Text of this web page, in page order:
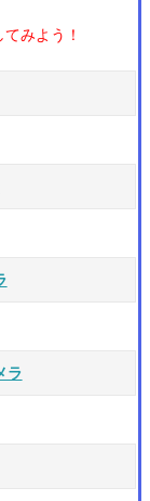
みよう！
ラ